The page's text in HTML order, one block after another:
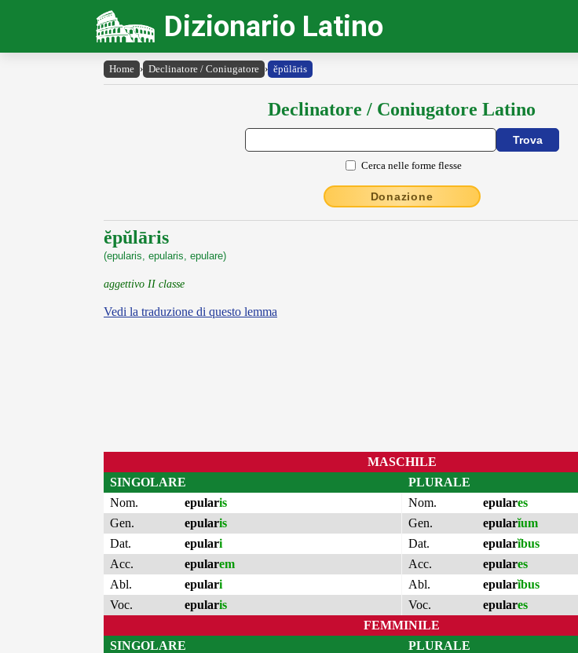
Dizionario Latino
Home › Declinatore / Coniugatore › ĕpŭlāris
Declinatore / Coniugatore Latino
Cerca nelle forme flesse
Donazione
ĕpŭlāris
(epularis, epularis, epulare)
aggettivo II classe
Vedi la traduzione di questo lemma
MASCHILE
SINGOLARE
Nom.
epularis
Gen.
epularis
Dat.
epulari
Acc.
epularem
Abl.
epulari
Voc.
epularis
PLURALE
Nom.
epulares
Gen.
epularĭum
Dat.
epularĭbus
Acc.
epulares
Abl.
epularĭbus
Voc.
epulares
FEMMINILE
SINGOLARE
PLURALE